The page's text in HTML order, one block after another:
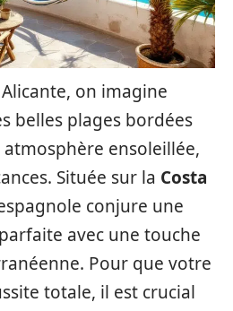
on imagine
belles plages bordées
ensoleillée,
Située sur la Costa
conjure une
avec une touche
Pour que votre
totale, il est crucial